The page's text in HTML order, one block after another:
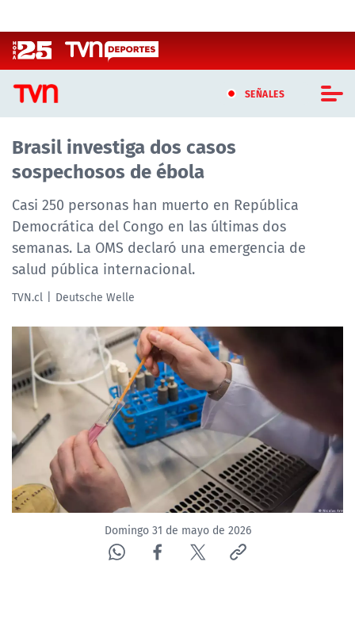
SEÑALES
CASTING MASTERCHEF CHILE
CASTING TVN VERTICAL
TVN VERTICAL
TVN PLAY
PROGRAMAS
TELESERIES
NTV
ACTUALIDAD Y TENDENCIAS
CORPORATIVO Y TRANSPARENCIA
CANAL DE DENUNCIAS
ÁREA DE PROYECTOS
Brasil investiga dos casos
sospechosos de ébola
Casi 250 personas han muerto en República
Democrática del Congo en las últimas dos
semanas. La OMS declaró una emergencia de
salud pública internacional.
TVN.cl Deutsche Welle
Domingo 31 de mayo de 2026